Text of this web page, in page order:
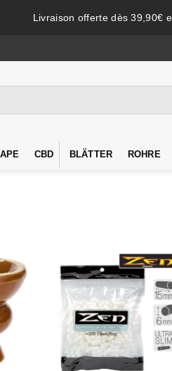
Livraison offerte dès 39,90€
CBD BLÄTTER ROHRE